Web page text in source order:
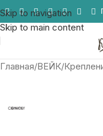
Skip to navigation
Skip to main content
Главная/ВЕЙК/